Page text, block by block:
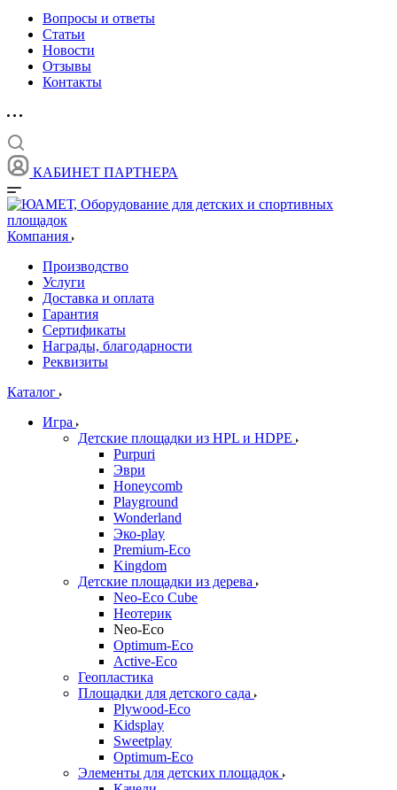
Вопросы и ответы
Статьи
Новости
Отзывы
Контакты
КАБИНЕТ ПАРТНЕРА
Компания
Производство
Услуги
Доставка и оплата
Гарантия
Сертификаты
Награды, благодарности
Реквизиты
Каталог
Игра
Детские площадки из HPL и HDPE
Purpuri
Эври
Honeycomb
Playground
Wonderland
Эко-play
Premium-Eco
Kingdom
Детские площадки из дерева
Neo-Eco Cube
Неотерик
Neo-Eco
Оptimum-Еco
Active-Eco
Геопластика
Площадки для детского сада
Plywood-Eco
Kidsplay
Sweetplay
Оptimum-Еco
Элементы для детских площадок